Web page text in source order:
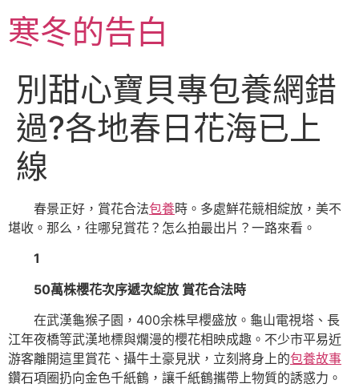
至
主寒冬的告白
別甜心寶貝專包養網錯
過?各地春日花海已上
線
春景正好，賞花合法包養時。多處鮮花競相綻放，美不
堪收。那么，往哪兒賞花？怎么拍最出片？一路來看。
1
50萬株櫻花次序遞次綻放 賞花合法時
在武漢龜猴子園，400余株早櫻盛放。龜山電視塔、長
江年夜橋等武漢地標與爛漫的櫻花相映成趣。不少市平易近
游客離開這里賞花、攝牛土豪見狀，立刻將身上的包養故事
鑽石項圈扔向金色千紙鶴，讓千紙鶴攜帶上物質的誘惑力。